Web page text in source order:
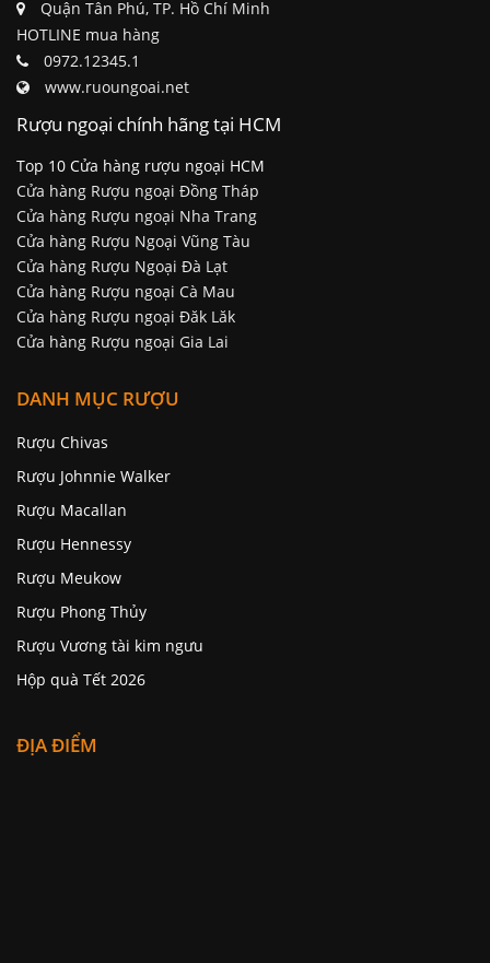
Quận Tân Phú, TP. Hồ Chí Minh
HOTLINE mua hàng
0972.12345.1
www.ruoungoai.net
Rượu ngoại chính hãng tại HCM
Top 10 Cửa hàng rượu ngoại HCM
Cửa hàng Rượu ngoại Đồng Tháp
Cửa hàng Rượu ngoại Nha Trang
Cửa hàng Rượu Ngoại Vũng Tàu
Cửa hàng Rượu Ngoại Đà Lạt
Cửa hàng Rượu ngoại Cà Mau
Cửa hàng Rượu ngoại Đăk Lăk
Cửa hàng Rượu ngoại Gia Lai
DANH MỤC RƯỢU
Rượu Chivas
Rượu Johnnie Walker
Rượu Macallan
Rượu Hennessy
Rượu Meukow
Rượu Phong Thủy
Rượu Vương tài kim ngưu
Hộp quà Tết 2026
ĐỊA ĐIỂM